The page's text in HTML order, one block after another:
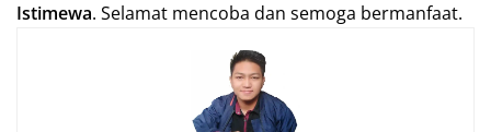
Istimewa. Selamat mencoba dan semoga bermanfaat.